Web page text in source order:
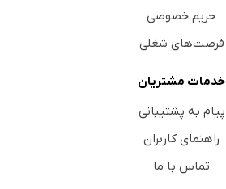
حریم خصوصی
فرصت‌های شغلی
خدمات مشتریان
پیام به پشتیبانی
راهنمای کاربران
تماس با ما